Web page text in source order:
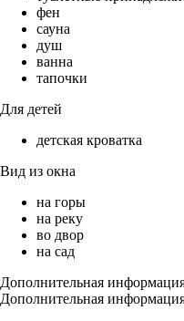
фен
сауна
душ
ванна
тапочки
Для детей
детская кроватка
Вид из окна
на горы
на реку
во двор
на сад
Дополнительная
Дополнительная